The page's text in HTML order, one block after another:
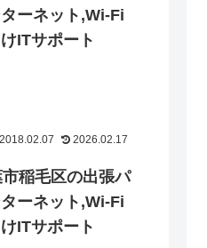
ーネット,Wi-Fi
ITサポート
2018.02.07 2026.02.17
市稲毛区の出張パ
ーネット,Wi-Fi
ITサポート